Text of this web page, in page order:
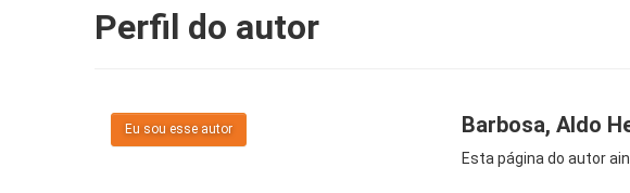
Perfil do autor
Eu sou esse autor Barbosa, Aldo
Esta página do autor